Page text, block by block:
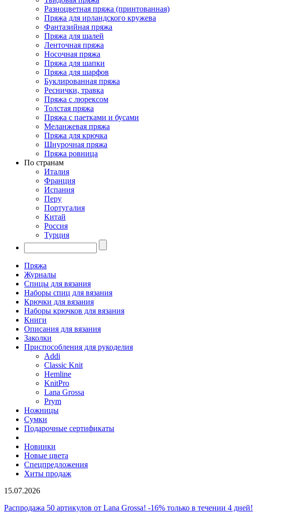
Разноцветная пряжа (принтованная)
Пряжа для ирландского кружева
Фантазийная пряжа
Пряжа для шалей
Ленточная пряжа
Носочная пряжа
Пряжа для шапки
Пряжа для шарфов
Буклированная пряжа
Реснички, травка
Пряжа с люрексом
Толстая пряжа
Пряжа с паетками и бусами
Меланжевая пряжа
Пряжа для крючка
Шнурочная пряжа
Пряжа ровница
По странам
Италия
Франция
Испания
Перу
Португалия
Китай
Россия
Турция
Пряжа
Журналы
Спицы для вязания
Наборы спиц для вязания
Крючки для вязания
Наборы крючков для вязания
Книги
Описания для вязания
Заколки
Приспособления для рукоделия
Addi
Classic Knit
Hemline
KnitPro
Lana Grossa
Prym
Ножницы
Сумки
Подарочные сертификаты
Новинки
Новые цвета
Спецпредложения
Хиты продаж
15.07.2026
Распродажа 50 артикулов от Lana Grossa! -16% только в течении 4 дней!